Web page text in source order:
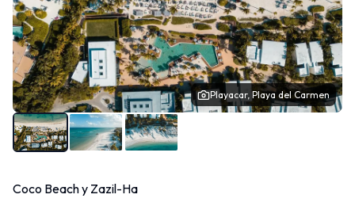
Playacar, Playa del Carmen
Coco Beach y Zazil-Ha